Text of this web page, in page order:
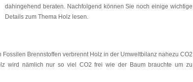
dahingehend beraten. Nachfolgend können Sie noch einige wichtige
Details zum Thema Holz lesen.
Brennstoffen verbrennt Holz in der Umweltbilanz nahezu CO2
wird nämlich nur so viel CO2 frei wie der Baum brauchte um zu